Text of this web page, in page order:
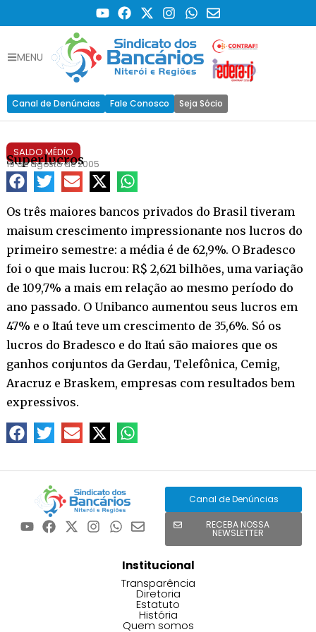
MENU
Canal de Denúncias Fale Conosco Seja Sócio
SALDO MÉDIO
Superlucros
19 de agosto de 2005
Os três maiores bancos privados do Brasil tiveram
maisum crescimento impressionante nos lucros do
primeiro semestre: a média é de 62,9%. O Bradesco
foi o que mais lucrou: R$ 2,621 bilhões, uma variação
de 109,7% a mais em relação ao mesmo período do
ano passado. O Unibanco aumentou seus lucros em
47% e o Itaú teve um crescimento de 35,6%. Só os
lucros do Bradesco e do Itaú são maiores que os
ganhos conjuntos da Gerdau, Telefônica, Cemig,
Aracruz e Braskem, empresas com resultados bem
expressivos.
Canal de Denúncias
RECEBA NOSSA
NEWSLETTER
Institucional
Transparência
Diretoria
Estatuto
História
Quem somos